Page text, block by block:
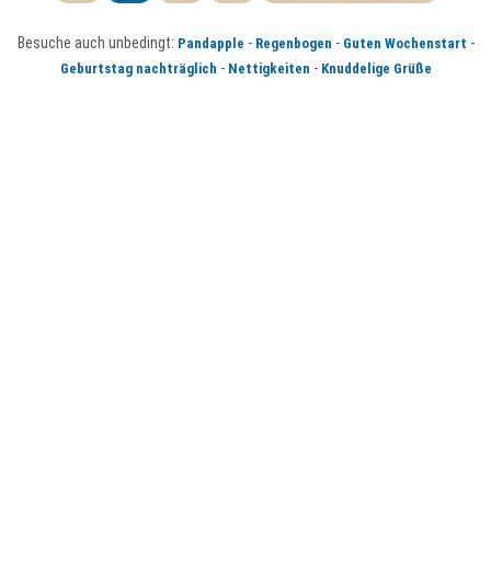
Besuche auch unbedingt: Pandapple - Regenbogen - Guten Wochenstart -
Geburtstag nachträglich - Nettigkeiten - Knuddelige Grüße